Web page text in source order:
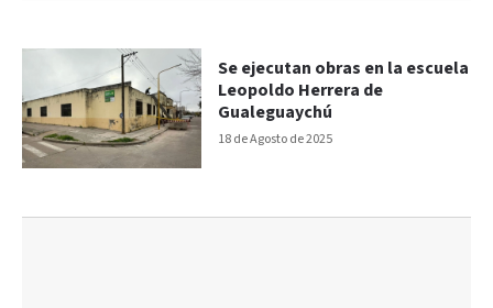
18 de Agosto de 2025
Se ejecutan obras en la escuela
Leopoldo Herrera de
Gualeguaychú